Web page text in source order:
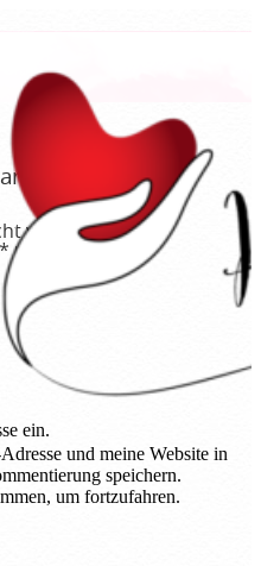
veröffentlicht.
*markiert
ein.
und meine Website in
speichern.
um fortzufahren.